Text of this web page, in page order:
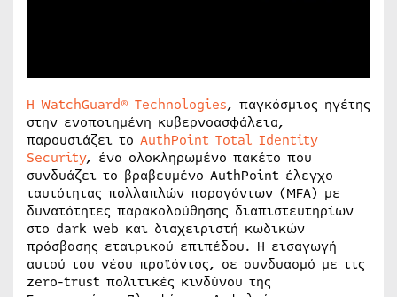
Η WatchGuard® Technologies, παγκόσμιος ηγέτης
στην ενοποιημένη κυβερνοασφάλεια,
παρουσιάζει το AuthPoint Total Identity
Security, ένα ολοκληρωμένο πακέτο που
συνδυάζει το βραβευμένο AuthPoint έλεγχο
ταυτότητας πολλαπλών παραγόντων (MFA) με
δυνατότητες παρακολούθησης διαπιστευτηρίων
στο dark web και διαχειριστή κωδικών
πρόσβασης εταιρικού επιπέδου. Η εισαγωγή
αυτού του νέου προϊόντος, σε συνδυασμό με τις
zero-trust πολιτικές κινδύνου της